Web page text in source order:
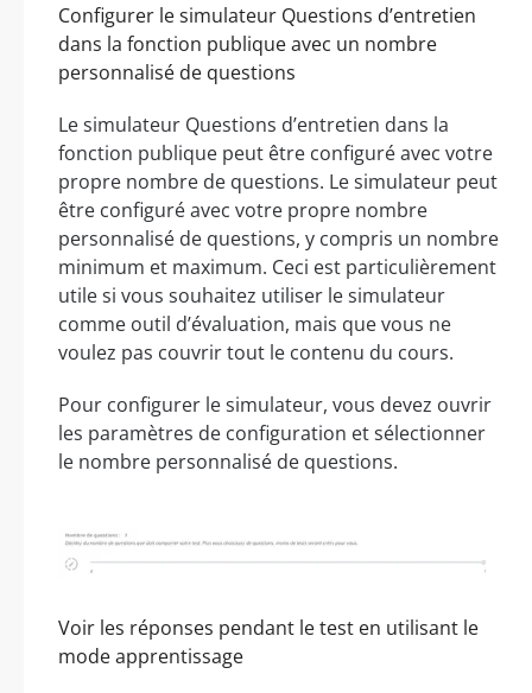
Configurer le simulateur Questions d’entretien
dans la fonction publique avec un nombre
personnalisé de questions
Le simulateur Questions d’entretien dans la
fonction publique peut être configuré avec votre
propre nombre de questions. Le simulateur peut
être configuré avec votre propre nombre
personnalisé de questions, y compris un nombre
minimum et maximum. Ceci est particulièrement
utile si vous souhaitez utiliser le simulateur
comme outil d’évaluation, mais que vous ne
voulez pas couvrir tout le contenu du cours.
Pour configurer le simulateur, vous devez ouvrir
les paramètres de configuration et sélectionner
le nombre personnalisé de questions.
Voir les réponses pendant le test en utilisant le
mode apprentissage